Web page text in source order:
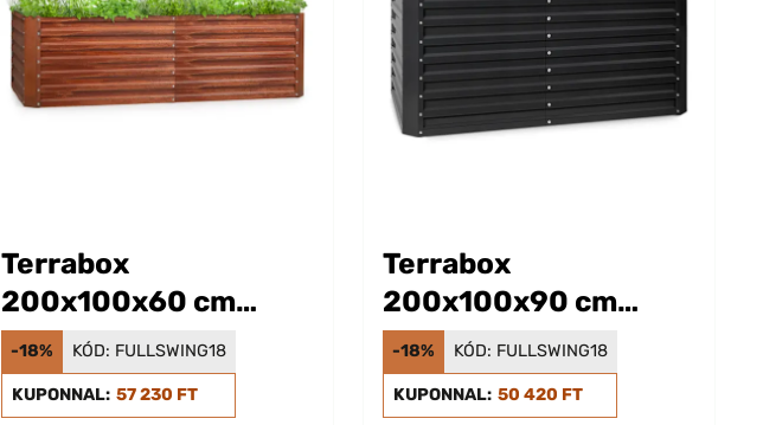
Terrabox
200x100x60 cm
Magaságyás Rozsda
hatás
-18% KÓD: FULLSWING18
KUPONNAL: 57 230 FT
Terrabox
200x100x90 cm
Magaságyás Antracit
-18% KÓD: FULLSWING18
KUPONNAL: 50 420 FT